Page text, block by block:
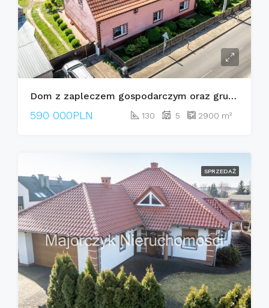
Dom z zapleczem gospodarczym oraz gruntami rolnymi – Błotnica
590 000PLN 130 5 2900 m²
SPRZEDAŻ